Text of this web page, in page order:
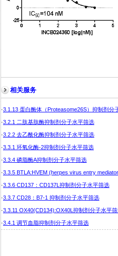
相关服务
·3.1.13 蛋白酶体（Proteasome26S）抑制剂分
·3.2.1 二肽基肽酶抑制剂分子水平筛选
·3.2.2 去乙酰化酶抑制剂分子水平筛选
·3.3.1 环氧化酶-2抑制剂分子水平筛选
·3.3.4 磷脂酶A抑制剂分子水平筛选
·3.3.5 BTLA:HVEM (herpes virus entry
·3.3.6 CD137：CD137L抑制剂分子水平筛选
·3.3.7 CD28：B7-1 抑制剂分子水平筛选
·3.3.11 OX40(CD134):OX40L抑制剂分子水平
·3.4.1 调节血脂抑制剂分子水平筛选